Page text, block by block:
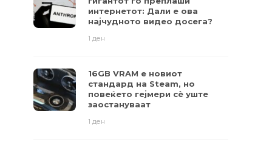
интернетот: Дали е ова
најчудното видео досега?
1 ден
16GB VRAM е новиот
стандард на Steam, но
повеќето гејмери ​​сè уште
заостануваат
1 ден